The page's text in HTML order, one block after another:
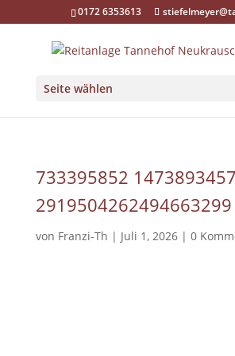
0172 6353613
Seite wählen
733395852
2919504262494663299
von Franzi-Th | Juli 1, 2026| 0